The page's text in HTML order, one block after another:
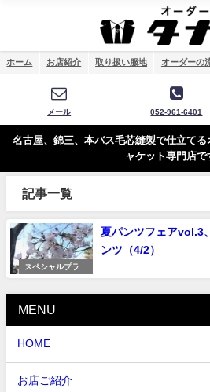
ホーム お店紹介 取り扱い服地 オーダーの
メール 052-961-6401
名古屋、錦三、本バス毛芯縫製で仕立て
ャケット専門店で
記事一覧
スペシャルプライ
ス
夏パンツフェアvol.3
ンツ（4/2）
MENU
HOME
お店ご紹介